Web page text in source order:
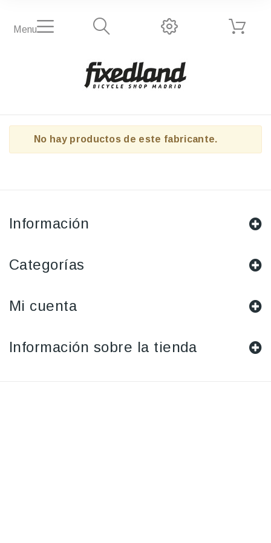
Menu
No hay productos de este fabricante.
Información
Categorías
Mi cuenta
Información sobre la tienda